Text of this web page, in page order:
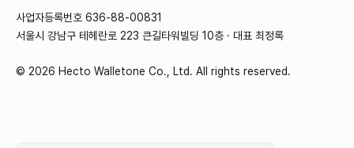
사업자등록번호 636-88-00831
서울시 강남구 테헤란로 223 큰길타워빌딩 10층 · 대표 최정록
© 2026 Hecto Walletone Co., Ltd. All rights reserved.